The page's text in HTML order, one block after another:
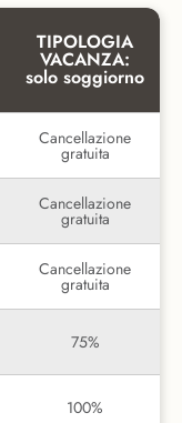
TIPOLOGIA
VACANZA:
solo soggiorno
Cancellazione
gratuita
Cancellazione
gratuita
Cancellazione
gratuita
75%
100%